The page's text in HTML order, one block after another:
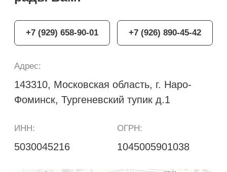
Я согласен с Политикой
конфиденциальности